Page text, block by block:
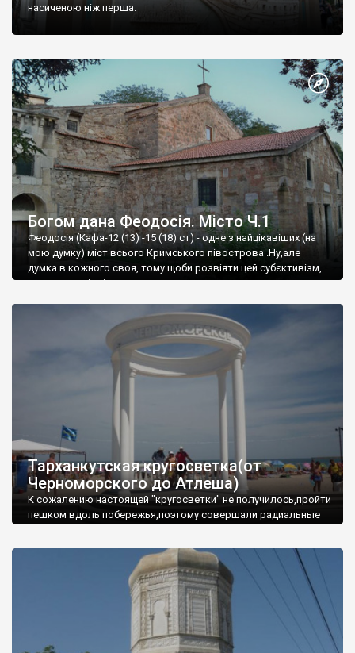
насиченою ніж перша.
Богом дана Феодосія. Місто Ч.1
Феодосія (Кафа-12 (13) -15 (18) ст) - одне з найцікавіших (на
мою думку) міст всього Кримського півострова .Ну,але
думка в кожного своя, тому щоби розвіяти цей субєктивізм,
запрошую відвідати це
Тарханкутская кругосветка(от
Черноморского до Атлеша)
К сожалению настоящей "кругосветки" не получилось,пройти
пешком вдоль побережья,поэтому совершали радиальные